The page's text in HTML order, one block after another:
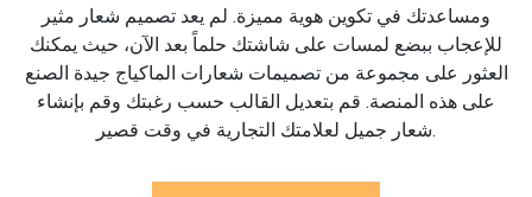
ومساعدتك في تكوين هوية مميزة. لم يعد تصميم شعار مثير
للإعجاب ببضع لمسات على شاشتك حلماً بعد الآن، حيث يمكنك
العثور على مجموعة من تصميمات شعارات الماكياج جيدة الصنع
على هذه المنصة. قم بتعديل القالب حسب رغبتك وقم بإنشاء
شعار جميل لعلامتك التجارية في وقت قصير.